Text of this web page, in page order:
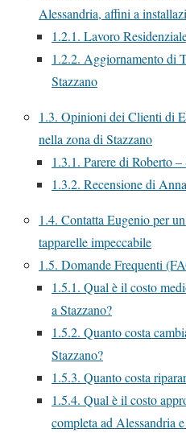
Alessandria, affini a
1.2.1. Lavoro
1.2.2. Aggiornamento di
Stazzano
1.3. Opinioni dei Clienti di
nella zona di Stazzano
1.3.1. Parere di Roberto
1.3.2. Recensione di
1.4. Contatta Eugenio per
tapparelle impeccabile
1.5. Domande Frequenti
1.5.1. Qual è il costo
a Stazzano?
1.5.2. Quanto costa
Stazzano?
1.5.3. Quanto costa
1.5.4. Qual è il costo
completa ad Alessandria